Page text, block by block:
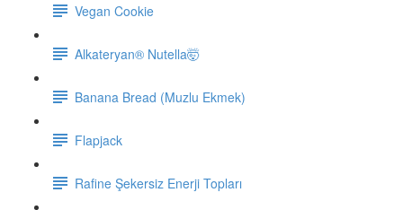
Vegan Cookie
Alkateryan® Nutella🤯
Banana Bread (Muzlu Ekmek)
Flapjack
Rafine Şekersiz Enerji Topları